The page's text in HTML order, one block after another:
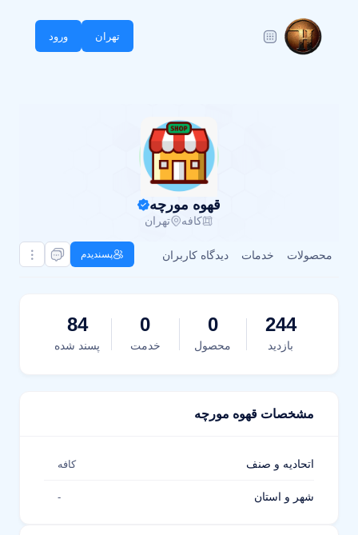
تهران ورود
قهوه مورچه
کافه تهران
محصولات خدمات دیدگاه کاربران پسندیدم
244
بازدید
0
محصول
0
خدمت
84
پسند شده
مشخصات قهوه مورچه
اتحادیه و صنف کافه
شهر و استان -